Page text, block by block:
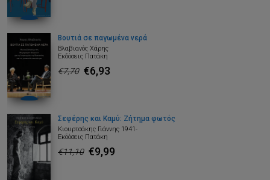
Βουτιά σε παγωμένα νερά
Βλαβιανός Χάρης
Εκδόσεις Πατάκη
€7,70 €6,93
Σεφέρης και Καμύ: Ζήτημα φωτός
Κιουρτσάκης Γιάννης 1941-
Εκδόσεις Πατάκη
€11,10 €9,99